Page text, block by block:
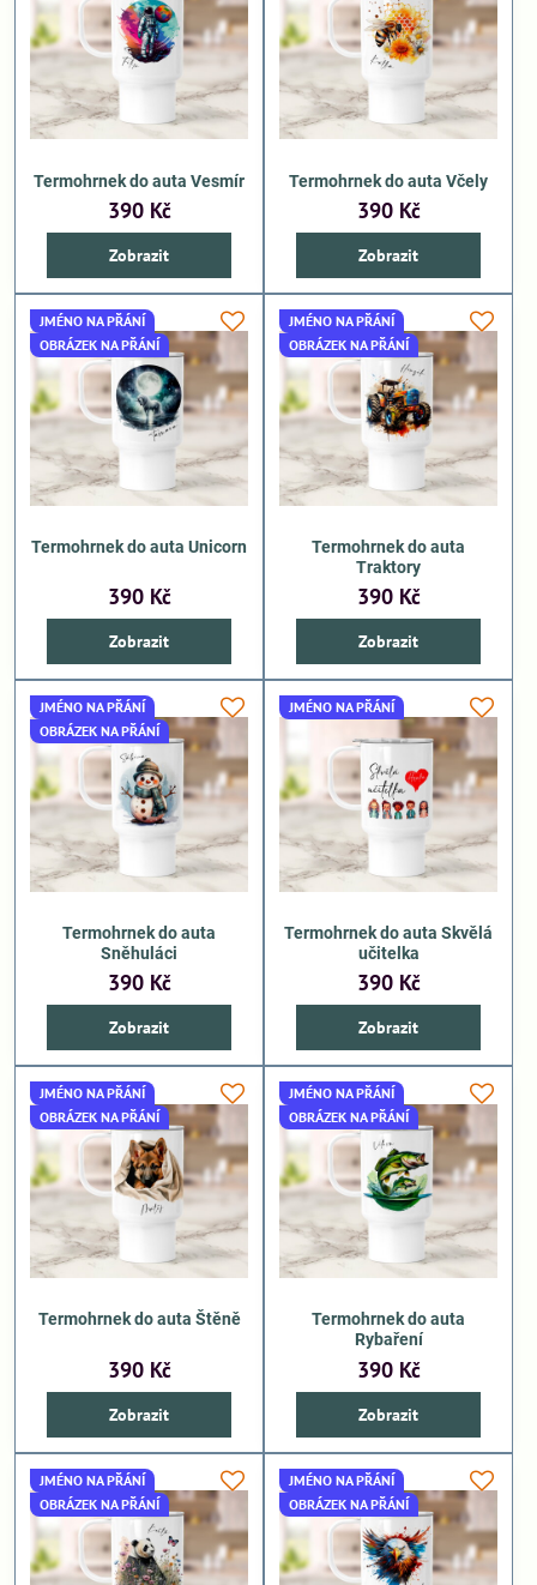
Termohrnek do auta Vesmír
390 Kč
Zobrazit
Termohrnek do auta Včely
390 Kč
Zobrazit
JMÉNO NA PŘÁNÍ
OBRÁZEK NA PŘÁNÍ
Termohrnek do auta Unicorn
390 Kč
Zobrazit
JMÉNO NA PŘÁNÍ
OBRÁZEK NA PŘÁNÍ
Termohrnek do auta
Traktory
390 Kč
Zobrazit
JMÉNO NA PŘÁNÍ
OBRÁZEK NA PŘÁNÍ
Termohrnek do auta
Sněhuláci
390 Kč
Zobrazit
JMÉNO NA PŘÁNÍ
Termohrnek do auta Skvělá
učitelka
390 Kč
Zobrazit
JMÉNO NA PŘÁNÍ
OBRÁZEK NA PŘÁNÍ
Termohrnek do auta Štěně
390 Kč
Zobrazit
JMÉNO NA PŘÁNÍ
OBRÁZEK NA PŘÁNÍ
Termohrnek do auta
Rybaření
390 Kč
Zobrazit
JMÉNO NA PŘÁNÍ
OBRÁZEK NA PŘÁNÍ
JMÉNO NA PŘÁNÍ
OBRÁZEK NA PŘÁNÍ